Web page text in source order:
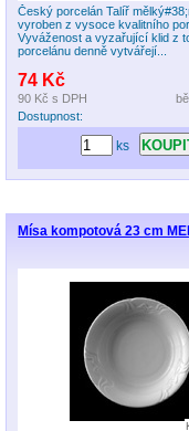
Český porcelán Talíř
vyroben z vysoce kvalitního
Vyváženost a vyzařující klid z
porcelánu denně vytvářejí...
74 Kč
90 Kč s DPH
Dostupnost:
ks
Mísa kompotová 23 cm